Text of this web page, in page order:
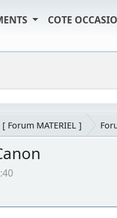
COTE
[ Forum MATERIEL ]